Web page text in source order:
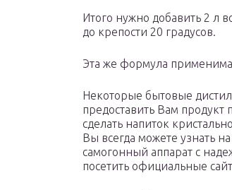
Итого нужно добавить 2 л
до крепости 20 градусов.
Эта же формула применима
Некоторые бытовые
предоставить Вам продукт
сделать напиток
Вы всегда можете узнать
самогонный аппарат с
посетить официальные